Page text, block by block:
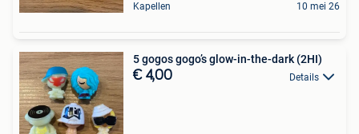
Kapellen 10 mei 26
5 gogos gogo’s glow-in-the-dark (2HI)
€ 4,00 Details